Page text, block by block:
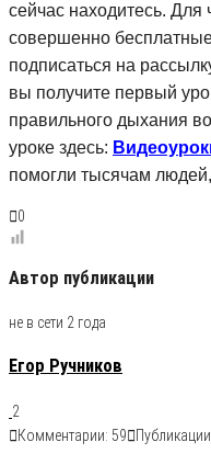
сейчас находитесь. Для
совершенно
подписаться на
вы получите первый
правильного дыхания
уроке здесь:
помогли тысячам
0
Автор публикации
не в сети 2 года
Егор Ручников
2
Комментарии: 59